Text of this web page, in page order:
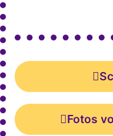
Fotos